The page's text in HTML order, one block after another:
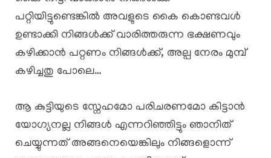
പറ്റിയിട്ടുണ്ടെങ്കിൽ അവളുടെ കൈ കൊണ്ടവൾ
ഉണ്ടാക്കി നിങ്ങൾക്ക് വാരിത്തരുന്ന ഭക്ഷണവും
കഴിക്കാൻ പറ്റണം നിങ്ങൾക്ക്, അല്പ നേരം മുമ്പ്
കഴിച്ചതു പോലെ…
ആ കുട്ടിയുടെ സ്നേഹമോ പരിചരണമോ കിട്ടാൻ
യോഗ്യനല്ല നിങ്ങൾ എന്നറിഞ്ഞിട്ടും ഞാനിത്
ചെയ്യുന്നത് അങ്ങനെയെങ്കിലും നിങ്ങളൊന്ന്